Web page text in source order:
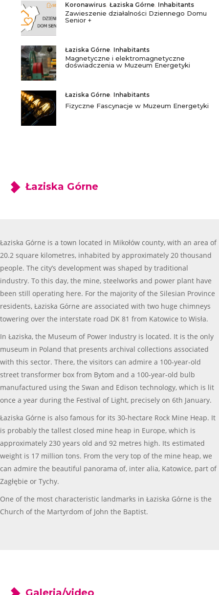
Koronawirus Łaziska Górne Inhabitants
Zawieszenie działalności Dziennego Domu
Senior +
Łaziska Górne Inhabitants
Magnetyczne i elektromagnetyczne
doświadczenia w Muzeum Energetyki
Łaziska Górne Inhabitants
Fizyczne Fascynacje w Muzeum Energetyki
Łaziska Górne
Łaziska Górne is a town located in Mikołów county, with an area of
20.2 square kilometres, inhabited by approximately 20 thousand
people. The city’s development was shaped by traditional
industry. To this day, the mine, steelworks and power plant have
been still operating here. For the majority of the Silesian Province
residents, Łaziska Górne are associated with two huge chimneys
towering over the interstate road DK 81 from Katowice to Wisła.
In Łaziska, the Museum of Power Industry is located. It is the only
museum in Poland that presents archival collections associated
with this sector. There, the visitors can admire a 100-year-old
street transformer box from Bytom and a 100-year-old bulb
manufactured using the Swan and Edison technology, which is lit
once a year during the Festival of Light, precisely on 6th January.
Łaziska Górne is also famous for its 30-hectare Rock Mine Heap. It
is probably the tallest closed mine heap in Europe, which is
approximately 230 years old and 92 metres high. Its estimated
weight is 17 million tons. From the very top of the mine heap, we
can admire the beautiful panorama of, inter alia, Katowice, part of
Zagłębie or Tychy.
One of the most characteristic landmarks in Łaziska Górne is the
Church of the Martyrdom of John the Baptist.
Galeria/video